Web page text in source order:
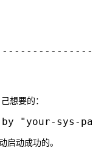
想要的：
启动成功的。